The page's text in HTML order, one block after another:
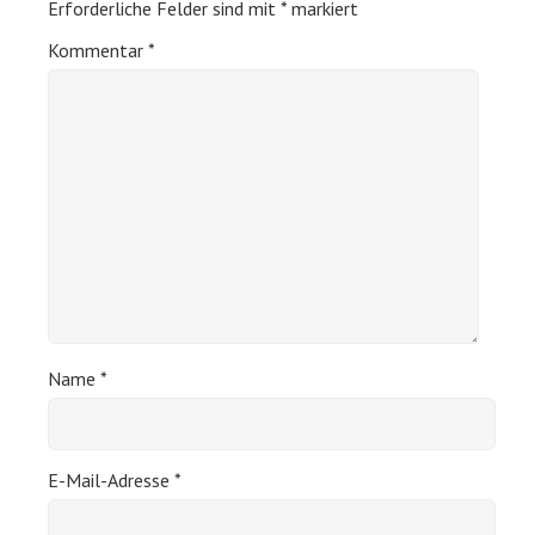
Erforderliche Felder sind mit * markiert
Kommentar *
Name *
E-Mail-Adresse *